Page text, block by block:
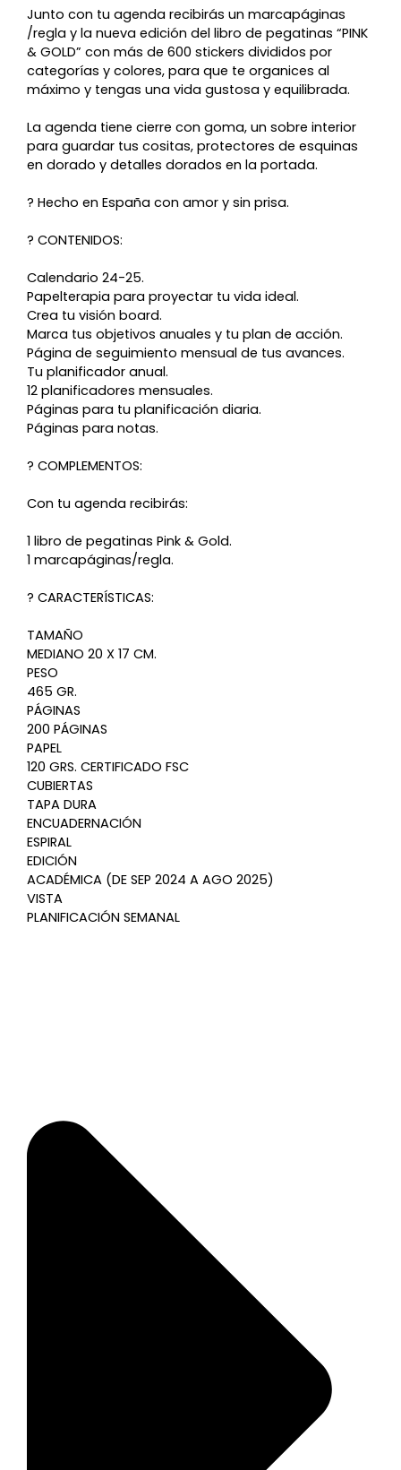
Junto con tu agenda recibirás un marcapáginas
/regla y la nueva edición del libro de pegatinas “PINK
& GOLD” con más de 600 stickers divididos por
categorías y colores, para que te organices al
máximo y tengas una vida gustosa y equilibrada.
La agenda tiene cierre con goma, un sobre interior
para guardar tus cositas, protectores de esquinas
en dorado y detalles dorados en la portada.
? Hecho en España con amor y sin prisa.
? CONTENIDOS:
Calendario 24-25.
Papelterapia para proyectar tu vida ideal.
Crea tu visión board.
Marca tus objetivos anuales y tu plan de acción.
Página de seguimiento mensual de tus avances.
Tu planificador anual.
12 planificadores mensuales.
Páginas para tu planificación diaria.
Páginas para notas.
? COMPLEMENTOS:
Con tu agenda recibirás:
1 libro de pegatinas Pink & Gold.
1 marcapáginas/regla.
? CARACTERÍSTICAS:
TAMAÑO
MEDIANO 20 X 17 CM.
PESO
465 GR.
PÁGINAS
200 PÁGINAS
PAPEL
120 GRS. CERTIFICADO FSC
CUBIERTAS
TAPA DURA
ENCUADERNACIÓN
ESPIRAL
EDICIÓN
ACADÉMICA (DE SEP 2024 A AGO 2025)
VISTA
PLANIFICACIÓN SEMANAL